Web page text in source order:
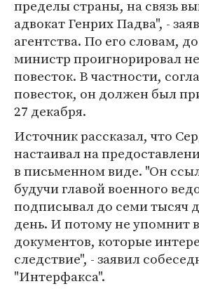
пределы страны, на связь
адвокат Генрих Падва", -
агентства. По его словам, до
министр проигнорировал
повесток. В частности,
повесток, он должен был
27 декабря.
Источник рассказал, что
настаивал на
в письменном виде. "Он
будучи главой военного
подписывал до семи тысяч
день. И потому не упомнит
документов, которые
следствие", - заявил
"Интерфакса".